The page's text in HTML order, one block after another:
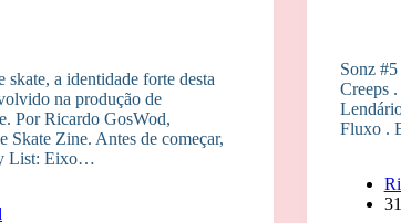
skate, a identidade forte desta
na produção de
Por Ricardo GosWod,
Skate Zine. Antes de começar,
List: Eixo…
Sonz
Creeps
Fluxo .